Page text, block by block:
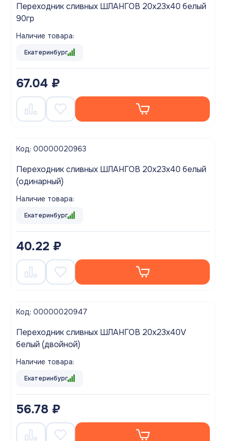
Переходник сливных ШЛАНГОВ 20х23х40 белый
90гр
Наличие товара:
Екатеринбург
67.04 ₽
Код: 00000020963
Переходник сливных ШЛАНГОВ 20х23х40 белый
(одинарный)
Наличие товара:
Екатеринбург
40.22 ₽
Код: 00000020947
Переходник сливных ШЛАНГОВ 20х23х40V
белый (двойной)
Наличие товара:
Екатеринбург
56.78 ₽